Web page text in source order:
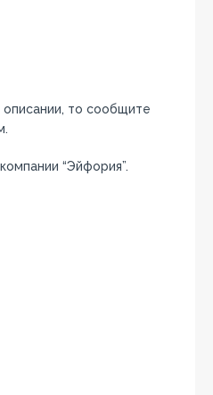
то сообщите
“Эйфория”.